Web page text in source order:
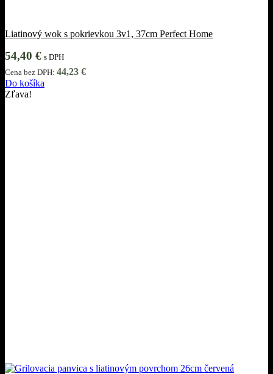
Liatinový wok s pokrievkou 3v1, 37cm Perfect Home
54,40 € s DPH
Cena bez DPH: 44,23 €
Do košíka
Zľava!